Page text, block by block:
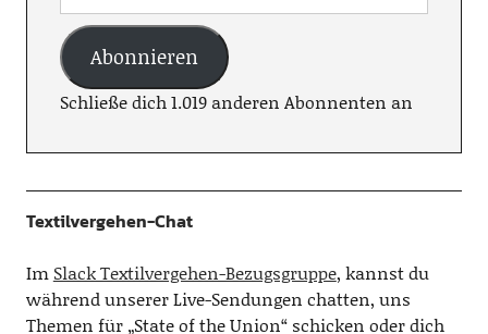
Abonnieren
Schließe dich 1.019 anderen Abonnenten an
Textilvergehen-Chat
Im Slack Textilvergehen-Bezugsgruppe, kannst du
während unserer Live-Sendungen chatten, uns
Themen für „State of the Union“ schicken oder dich